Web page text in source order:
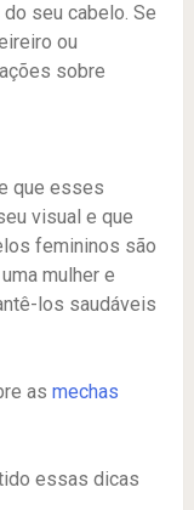
seu cabelo. Se
ou
sobre
que esses
visual e que
femininos são
mulher e
los saudáveis
as mechas
essas dicas